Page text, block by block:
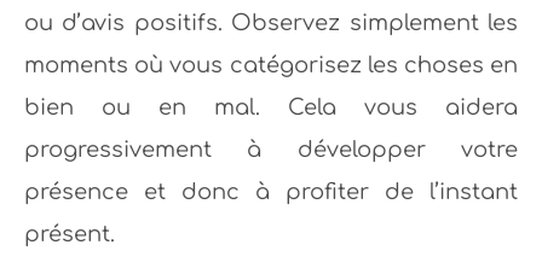
ou d’avis positifs. Observez simplement les
moments où vous catégorisez les choses en
bien ou en mal. Cela vous aidera
progressivement à développer votre
présence et donc à profiter de l’instant
présent.